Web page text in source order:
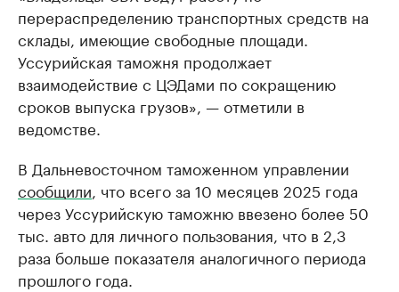
перераспределению транспортных средств на
склады, имеющие свободные площади.
Уссурийская таможня продолжает
взаимодействие с ЦЭДами по сокращению
сроков выпуска грузов», — отметили в
ведомстве.
В Дальневосточном таможенном управлении
сообщили, что всего за 10 месяцев 2025 года
через Уссурийскую таможню ввезено более 50
тыс. авто для личного пользования, что в 2,3
раза больше показателя аналогичного периода
прошлого года.